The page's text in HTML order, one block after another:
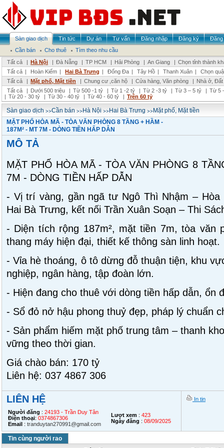
Sàn giao dịch Tin tức Dự án Tư vấn Đăng nhập Đăng ký
Đăng
Cần bán
Cho thuê
Tìm theo nhu cầu
Tất cả
| Hà Nội | Đà Nẵng | TP HCM | Hải Phòng | An Giang | Chọn tỉnh thành
Tất cả | Hoàn Kiếm | Hai Bà Trưng | Đống Đa | Tây Hồ | Thanh Xuân |
Chọn
Tất cả
| Mặt phố, Mặt tiền | Chung cư ,căn hộ | Cửa hàng, Văn phòng | Nhà ở,
Tất cả
| Dưới 500 triệu | Từ 500 -1 tỷ | Từ 1 -2 tỷ | Từ 2 -3 tỷ | Từ 3 – 5 tỷ | Từ 5
| Từ 20 - 30 tỷ | Từ 30 - 40 tỷ | Từ 40 - 60 tỷ | Trên 60 tỷ
Sàn giao dịch >>Cần bán >>Hà Nội >>Hai Bà Trưng >>Mặt phố, Mặt tiền
MẶT PHỐ HÒA MÃ - TÒA VĂN PHÒNG 8 TẦNG + HẦM -
187M² - MT 7M - DÒNG TIỀN HẤP DẪN
MÔ TẢ
MẶT PHỐ HÒA MÃ - TÒA VĂN PHÒNG 8
7M - DÒNG TIỀN HẤP DẪN
- Vị trí vàng, gần ngã tư Ngô Thì Nhậm – Hòa
Hai Bà Trưng, kết nối Trần Xuân Soạn – Thi
- Diện tích rộng 187m², mặt tiền 7m, tòa văn
thang máy hiện đại, thiết kế thông sàn linh hoạt.
- Vỉa hè thoáng, ô tô dừng đỗ thuận tiện, khu
nghiệp, ngân hàng, tập đoàn lớn.
- Hiện đang cho thuê với dòng tiền hấp dẫn, ổn
- Sổ đỏ nở hậu phong thuỷ đẹp, pháp lý chuẩn
- Sản phẩm hiếm mặt phố trung tâm – thanh
vững theo thời gian.
Giá chào bán: 170 tỷ
Liên hệ: 037 4867 306
LIÊN HỆ
Người đăng : 24193 - Trần Duy Tân
Điện thoại: 0374867306
Email : tranduytan270991@gmail.com
Lượt xem : 423
Ngày đăng : 08/09/2025
In tin
Tin cùng người rao